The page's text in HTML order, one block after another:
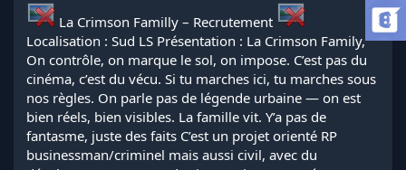
d
e
l
a
d
s
c
u
s
La Crimson Familly – Recrutement
Localisation : Sud LS Présentation : La Crimson Family,
On contrôle, on marque le sol, on impose. C’est pas du
cinéma, c’est du vécu. Si tu marches ici, tu marches sous
nos règles. On parle pas de légende urbaine — on est
bien réels, bien visibles. La famille vit. Y’a pas de
fantasme, juste des faits C’est un projet orienté RP
businessman/criminel mais aussi civil, avec du